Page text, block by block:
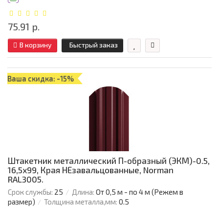
75.91 р.
В корзину Быстрый заказ
Ваша скидка: -15%
Штакетник металлический П-образный (ЭКМ)-0.5,
16,5х99, Края НЕзавальцованные, Norman
RAL3005.
Срок службы: 25 Длина: От 0,5 м - по 4 м (Режем в
размер)
Толщина металла,мм: 0.5